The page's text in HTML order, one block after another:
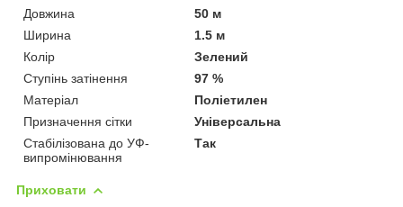
Довжина
50 м
Ширина
1.5 м
Колір
Зелений
Ступінь затінення
97 %
Матеріал
Поліетилен
Призначення сітки
Універсальна
Стабілізована до УФ-
випромінювання
Так
Приховати